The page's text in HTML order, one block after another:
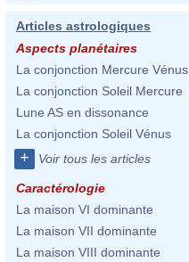
Articles astrologiques
Aspects planétaires
La conjonction Mercure Vénus
La conjonction Soleil Mercure
Lune AS en dissonance
La conjonction Soleil Vénus
+ Voir tous les articles
Caractérologie
La maison VI dominante
La maison VII dominante
La maison VIII dominante